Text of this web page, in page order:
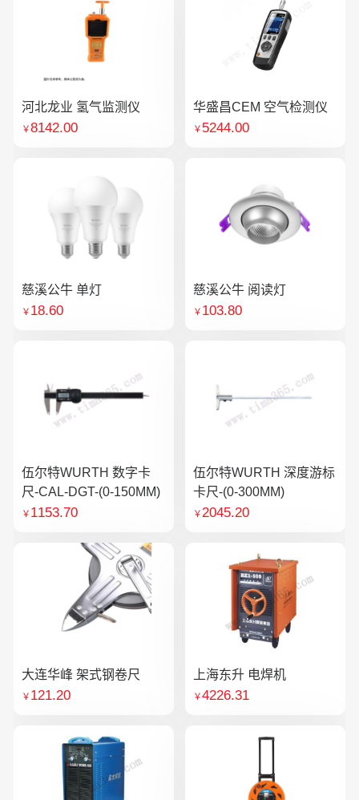
河北龙业 氢气监测仪
￥8142.00
华盛昌CEM 空气检测仪
￥ 5244.00
慈溪公牛 单灯
￥ 18.60
慈溪公牛 阅读灯
￥ 103.80
伍尔特WURTH 数字卡
尺-CAL-DGT-(0-150MM)
￥ 1153.70
伍尔特WURTH 深度游标
卡尺-(0-300MM)
￥2045.20
大连华峰 架式钢卷尺
￥ 121.20
上海东升 电焊机
￥4226.31